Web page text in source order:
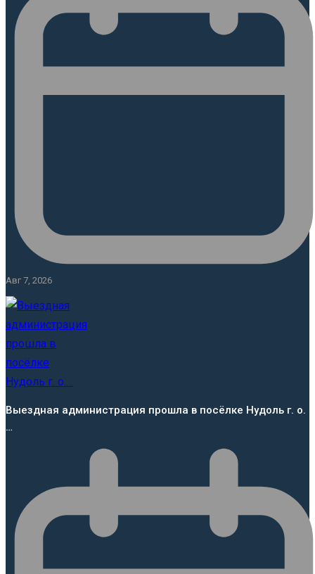
Авг 7, 2026
Выездная администрация прошла в посёлке Нудоль г. о.
…